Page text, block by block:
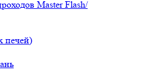
Master Flash/
печей)